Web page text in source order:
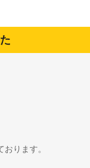
ります。